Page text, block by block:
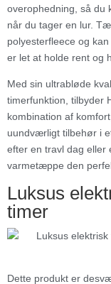
overophedning, så du
når du tager en lur.
polyesterfleece og
er let at holde rent og
Med sin ultrabløde
timerfunktion, tilbyder
kombination af
uundværligt tilbehør i
efter en travl dag eller
varmetæppe den
Luksus
timer
Dette produkt er